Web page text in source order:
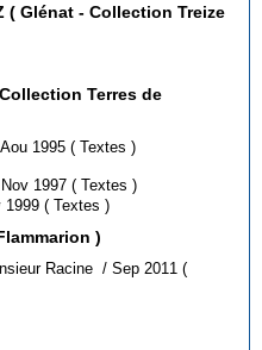
Treize
/ Aou 1995 ( Textes )
/ Nov 1997 ( Textes )
/ Fév 1999 ( Textes )
du Roi-Soleil ( Flammarion )
/ Sep 2011 (